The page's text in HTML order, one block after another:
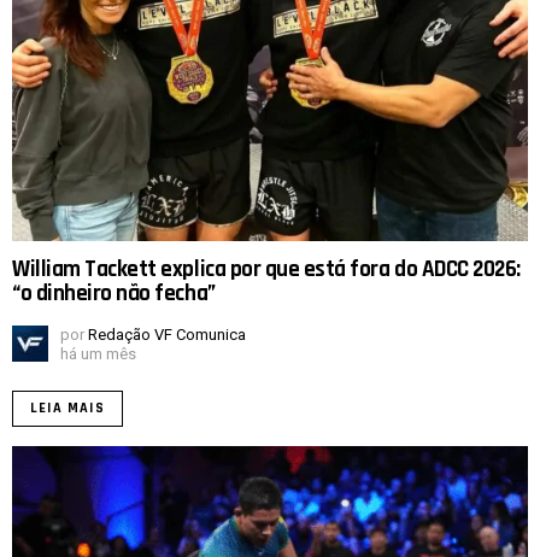
William Tackett explica por que está fora do ADCC 2026:
“o dinheiro não fecha”
por Redação VF Comunica
há um mês
LEIA MAIS